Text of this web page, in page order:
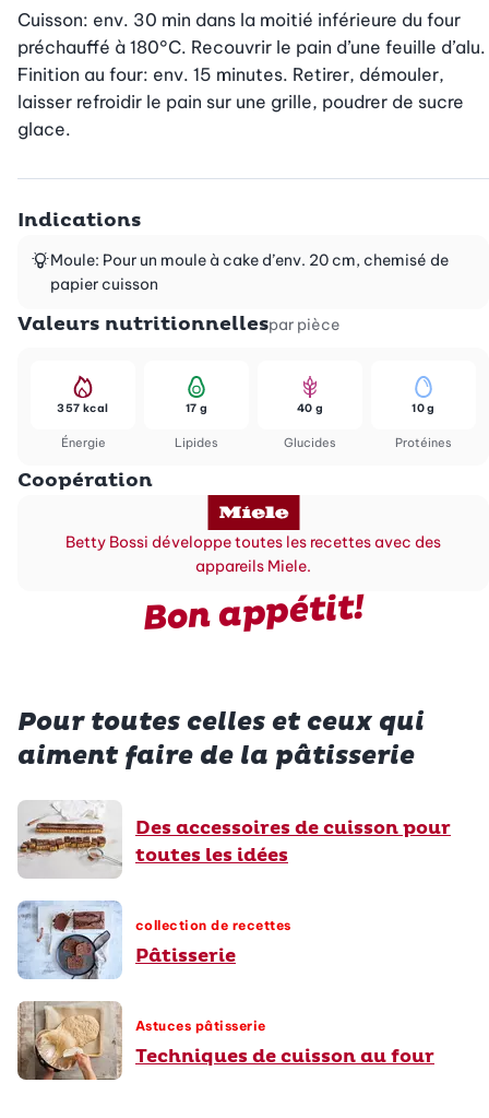
Cuisson: env. 30 min dans la moitié inférieure du four
préchauffé à 180°C. Recouvrir le pain d’une feuille d’alu.
Finition au four: env. 15 minutes. Retirer, démouler,
laisser refroidir le pain sur une grille, poudrer de sucre
glace.
Indications
Moule: Pour un moule à cake d’env. 20 cm, chemisé de
papier cuisson
Valeurs nutritionnellespar pièce
Énergie
357 kcal
Lipides
17 g
Glucides
40 g
Protéines
10 g
Coopération
Betty Bossi développe toutes les recettes avec des
appareils Miele.
Bon appétit!
Pour toutes celles et ceux qui
aiment faire de la pâtisserie
Des accessoires de cuisson pour
toutes les idées
collection de recettes
Pâtisserie
Astuces pâtisserie
Techniques de cuisson au four